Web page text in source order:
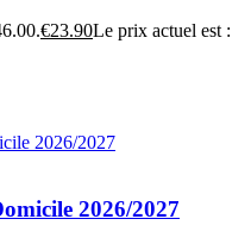
€23.90Le prix actuel est :
2026/2027